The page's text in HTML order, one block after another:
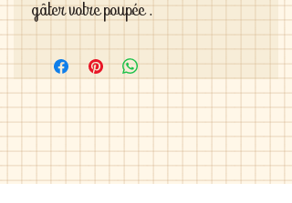
gâter votre poupée .